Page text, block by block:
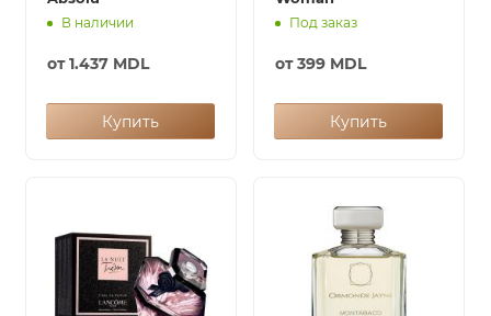
В наличии
от1.437 MDL
Купить
Под заказ
от399 MDL
Купить